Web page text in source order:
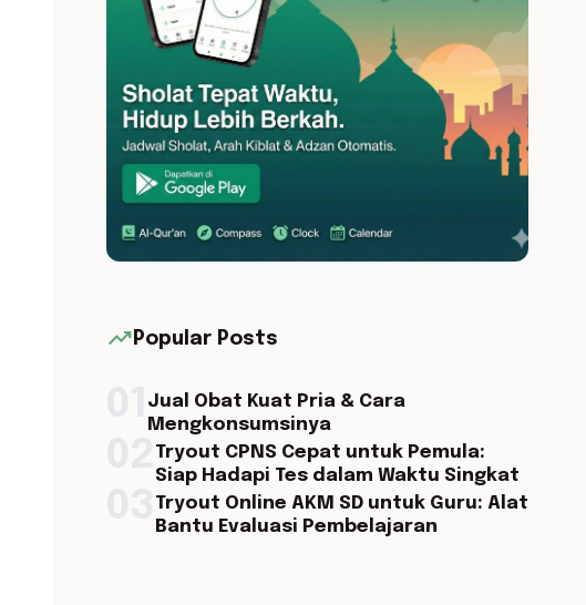
trending_up Popular Posts
Jual Obat Kuat Pria & Cara
Mengkonsumsinya
Tryout CPNS Cepat untuk Pemula:
Siap Hadapi Tes dalam Waktu Singkat
Tryout Online AKM SD untuk Guru: Alat
Bantu Evaluasi Pembelajaran